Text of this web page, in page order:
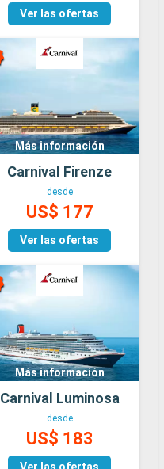
Ver las ofertas
Más información
Carnival Firenze
desde
US$ 177
Ver las ofertas
Más información
Carnival Luminosa
desde
US$ 183